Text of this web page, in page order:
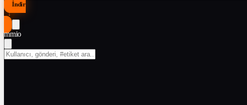
İndir
↓
mmio